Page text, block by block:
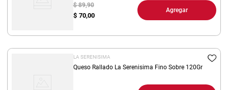
$ 70,00
$ 89,90
Agregar
LA SERENISIMA
Queso Rallado La Serenisima Fino Sobre 120Gr